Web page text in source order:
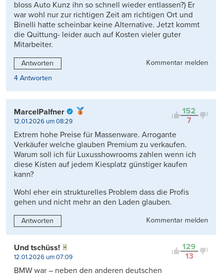
bloss Auto Kunz ihn so schnell wieder entlassen?) Er
war wohl nur zur richtigen Zeit am richtigen Ort und
Binelli hatte scheinbar keine Alternative. Jetzt kommt
die Quittung- leider auch auf Kosten vieler guter
Mitarbeiter.
Antworten
Kommentar melden
4 Antworten
152
7
MarcelPalfner
12.01.2026 um 08:29
Extrem hohe Preise für Massenware. Arrogante
Verkäufer welche glauben Premium zu verkaufen.
Warum soll ich für Luxusshowrooms zahlen wenn ich
diese Kisten auf jedem Kiesplatz günstiger kaufen
kann?
Wohl eher ein strukturelles Problem dass die Profis
gehen und nicht mehr an den Laden glauben.
Antworten Kommentar melden
129
13
Und tschüss!
12.01.2026 um 07:09
BMW war – neben den anderen deutschen